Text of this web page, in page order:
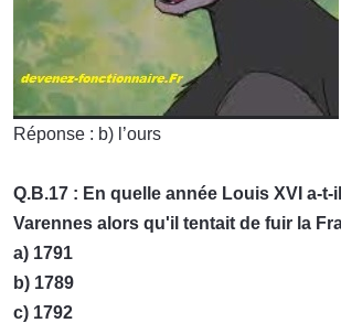
Réponse : b) l’ours
Q.B.17 : En quelle année Louis XVI a-t-
Varennes alors qu'il tentait de fuir la
a) 1791
b) 1789
c) 1792